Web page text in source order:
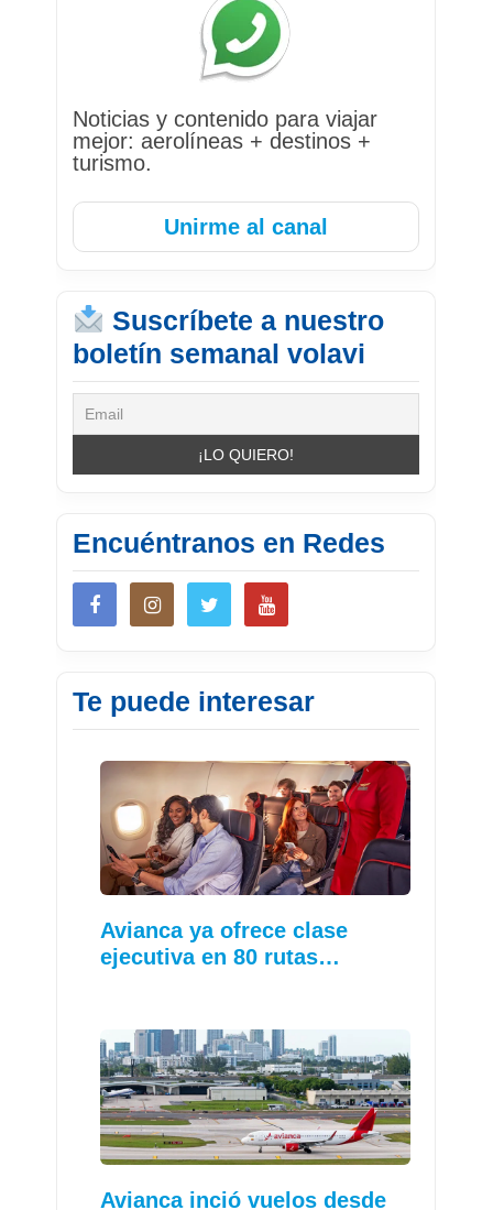
Noticias y contenido para viajar
mejor: aerolíneas + destinos +
turismo.
Unirme al canal
Suscríbete a nuestro
boletín semanal volavi
Encuéntranos en Redes
Te puede interesar
Avianca ya ofrece clase
ejecutiva en 80 rutas…
Avianca inció vuelos desde